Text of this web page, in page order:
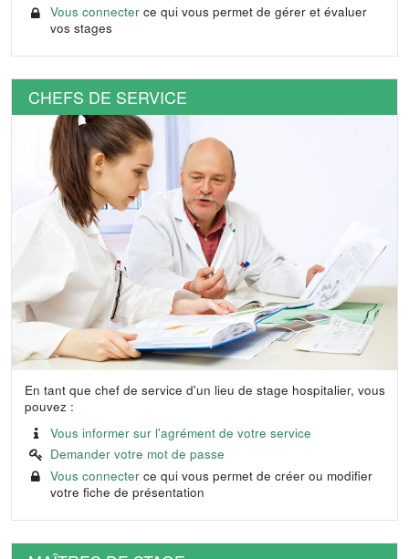
Vous connecter ce qui vous permet de gérer et évaluer
vos stages
CHEFS DE SERVICE
En tant que chef de service d'un lieu de stage hospitalier, vous
pouvez :
Vous informer sur l'agrément de votre service
Demander votre mot de passe
Vous connecter ce qui vous permet de créer ou modifier
votre fiche de présentation